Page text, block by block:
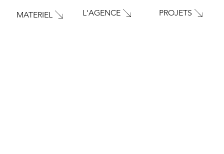
PROJETS
MATERIEL L'AGENCE